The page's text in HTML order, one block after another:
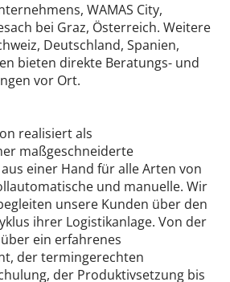
WAMAS City,
bei Graz, Österreich. Weitere
Deutschland, Spanien,
bieten direkte Beratungs- und
vor Ort.
realisiert als
maßgeschneiderte
einer Hand für alle Arten von
und manuelle. Wir
unsere Kunden über den
ihrer Logistikanlage. Von der
ein erfahrenes
der termingerechten
der Produktivsetzung bis